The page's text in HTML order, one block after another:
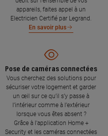
appareils, faites appel à un
Electricien Certifié par Legrand.
En savoir plus
Pose de caméras connectées
Vous cherchez des solutions pour
sécuriser votre logement et garder
un œil sur ce qu’il s’y passe à
l’intérieur comme à l’extérieur
lorsque vous êtes absent ?
Grâce à l'application Home +
Security et les caméras connectées